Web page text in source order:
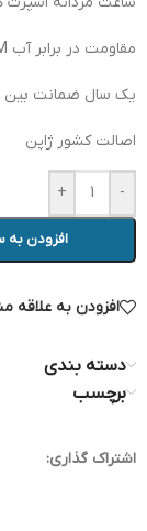
مقاومت در برابر آب 10ATM (100 متر)
یک سال ضمانت بین
اصالت کشور ژاپن
-
+
افزودن به
افزودن به علاقه
دسته بندی
برچسب
اشتراک گذاری: